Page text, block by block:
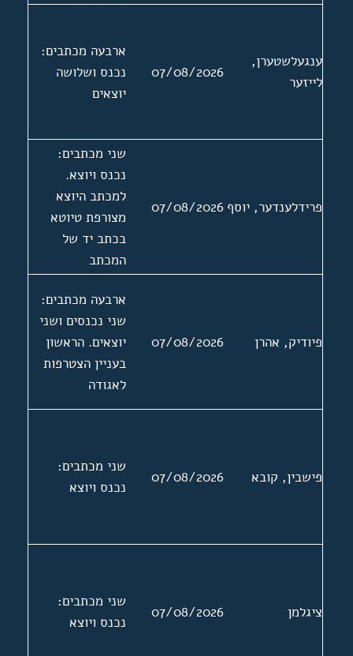
באגודה. מצורפות
ושתי המלצות של
י קערש 13.3.1974
ויצחק
21.3.1974.
ענגעלשטערן,
לייזער
07/08/2026
ארבעה מכתבים:
נכנס ושלושה
יוצאים
פרידלענדער, יוסף 07/08/2026
שני מכתבים:
נכנס ויוצא.
למכתב היוצא
מצורפת טיוטא
בכתב יד של
המכתב
פיודיק, אהרן 07/08/2026
ארבעה מכתבים:
שני נכנסים ושני
יוצאים. הראשון
בעניין הצטרפות
לאגודה
פישבין, קובא 07/08/2026
שני מכתבים:
נכנס ויוצא
ציגלמן 07/08/2026
שני מכתבים:
נכנס ויוצא